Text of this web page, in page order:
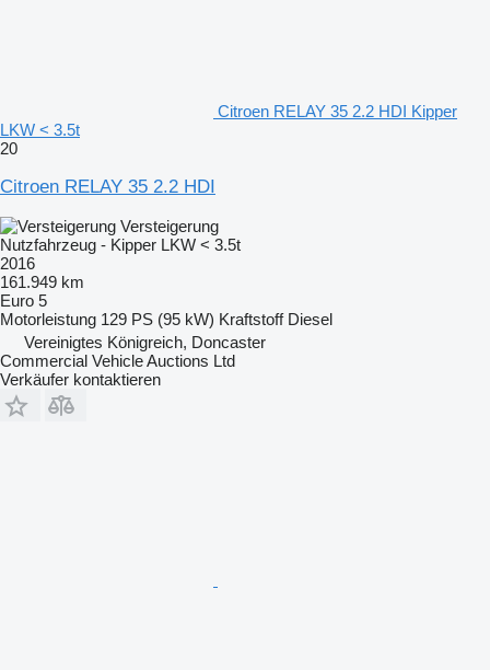
Citroen RELAY 35 2.2 HDI Kipper
LKW < 3.5t
20
Citroen RELAY 35 2.2 HDI
Versteigerung
Nutzfahrzeug - Kipper LKW < 3.5t
2016
161.949 km
Euro 5
Motorleistung 129 PS (95 kW) Kraftstoff Diesel
Vereinigtes Königreich, Doncaster
Commercial Vehicle Auctions Ltd
Verkäufer kontaktieren